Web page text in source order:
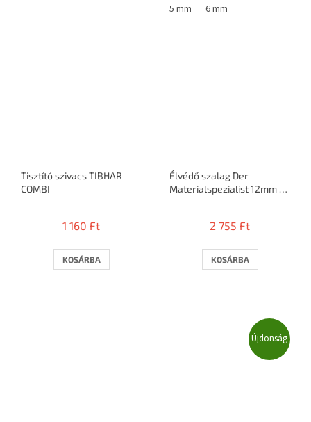
5 mm 6 mm
Tisztító szivacs TIBHAR
COMBI
1 160 Ft
KOSÁRBA
Élvédő szalag Der
Materialspezialist 12mm /
2 755 Ft
KOSÁRBA
Újdonság